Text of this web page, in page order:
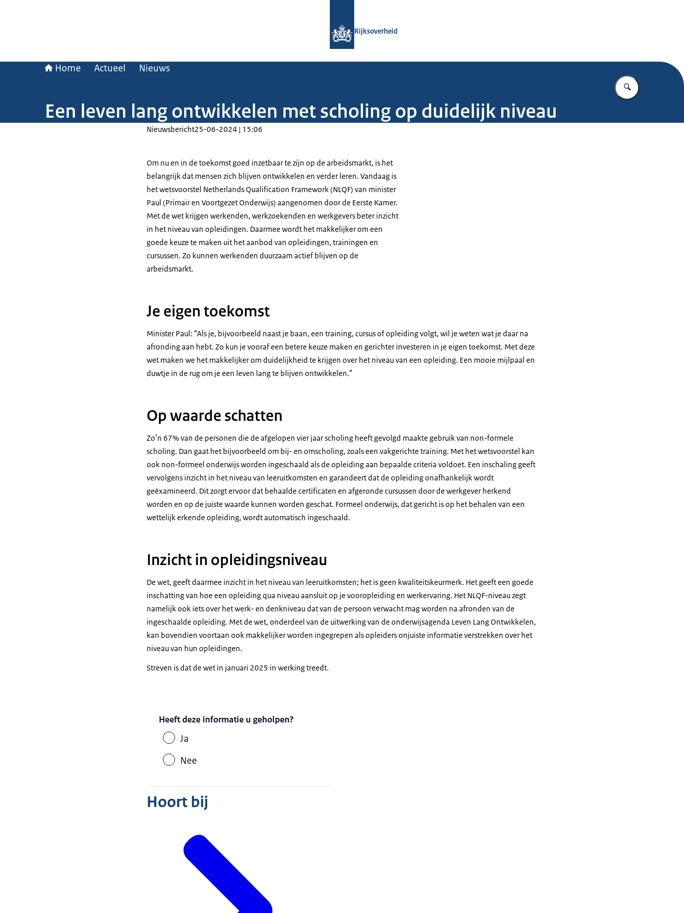
Rijksoverheid
Home Actueel Nieuws
Vul in wat u
Een leven lang ontwikkelen met scholing op duidelijk niveau
Nieuwsbericht25-06-2024 | 15:06
Om nu en in de toekomst goed inzetbaar te zijn op de arbeidsmarkt, is het
belangrijk dat mensen zich blijven ontwikkelen en verder leren. Vandaag is
het wetsvoorstel Netherlands Qualification Framework(NLQF) van minister
Paul (Primair en Voortgezet Onderwijs) aangenomen door de Eerste Kamer.
Met de wet krijgen werkenden, werkzoekenden en werkgevers beter inzicht
in het niveau van opleidingen. Daarmee wordt het makkelijker om een
goede keuze te maken uit het aanbod van opleidingen, trainingen en
cursussen. Zo kunnen werkenden duurzaam actief blijven op de
arbeidsmarkt.
Je eigen toekomst
Minister Paul: “Als je, bijvoorbeeld naast je baan, een training, cursus of opleiding volgt, wil je weten wat je daar na
afronding aan hebt. Zo kun je vooraf een betere keuze maken en gerichter investeren in je eigen toekomst. Met deze
wet maken we het makkelijker om duidelijkheid te krijgen over het niveau van een opleiding. Een mooie mijlpaal en
duwtje in de rug om je een leven lang te blijven ontwikkelen.”
Op waarde schatten
Zo’n 67% van de personen die de afgelopen vier jaar scholing heeft gevolgd maakte gebruik van non-formele
scholing. Dan gaat het bijvoorbeeld om bij- en omscholing, zoals een vakgerichte training. Met het wetsvoorstel kan
ook non-formeel onderwijs worden ingeschaald als de opleiding aan bepaalde criteria voldoet. Een inschaling geeft
vervolgens inzicht in het niveau van leeruitkomsten en garandeert dat de opleiding onafhankelijk wordt
geëxamineerd. Dit zorgt ervoor dat behaalde certificaten en afgeronde cursussen door de werkgever herkend
worden en op de juiste waarde kunnen worden geschat. Formeel onderwijs, dat gericht is op het behalen van een
wettelijk erkende opleiding, wordt automatisch ingeschaald.
Inzicht in opleidingsniveau
De wet, geeft daarmee inzicht in het niveau van leeruitkomsten; het is geen kwaliteitskeurmerk. Het geeft een goede
inschatting van hoe een opleiding qua niveau aansluit op je vooropleiding en werkervaring. Het NLQF-niveau zegt
namelijk ook iets over het werk- en denkniveau dat van de persoon verwacht mag worden na afronden van de
ingeschaalde opleiding. Met de wet, onderdeel van de uitwerking van de onderwijsagenda Leven Lang Ontwikkelen,
kan bovendien voortaan ook makkelijker worden ingegrepen als opleiders onjuiste informatie verstrekken over het
niveau van hun opleidingen.
Streven is dat de wet in januari 2025 in werking treedt.
Heeft deze informatie u geholpen?
Ja
Nee
Hoort bij